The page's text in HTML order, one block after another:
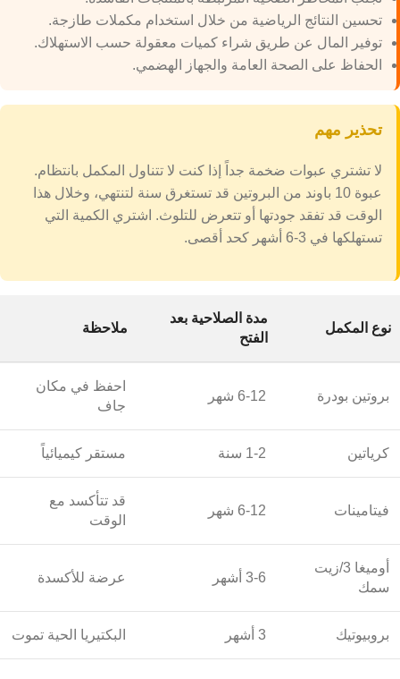
تحسين النتائج الرياضية من خلال استخدام مكملات طازجة.
توفير المال عن طريق شراء كميات معقولة حسب الاستهلاك.
الحفاظ على الصحة العامة والجهاز الهضمي.
تحذير مهم
لا تشتري عبوات ضخمة جداً إذا كنت لا تتناول المكمل بانتظام.
عبوة 10 باوند من البروتين قد تستغرق سنة لتنتهي، وخلال هذا
الوقت قد تفقد جودتها أو تتعرض للتلوث. اشتري الكمية التي
تستهلكها في 3-6 أشهر كحد أقصى.
نوع المكمل
مدة الصلاحية بعد
الفتح
ملاحظة
بروتين بودرة 6-12 شهر
احفظ في مكان
جاف
كرياتين 1-2 سنة مستقر كيميائياً
فيتامينات 6-12 شهر
قد تتأكسد مع
الوقت
أوميغا 3/زيت
سمك
3-6 أشهر عرضة للأكسدة
بروبيوتيك 3 أشهر البكتيريا الحية تموت